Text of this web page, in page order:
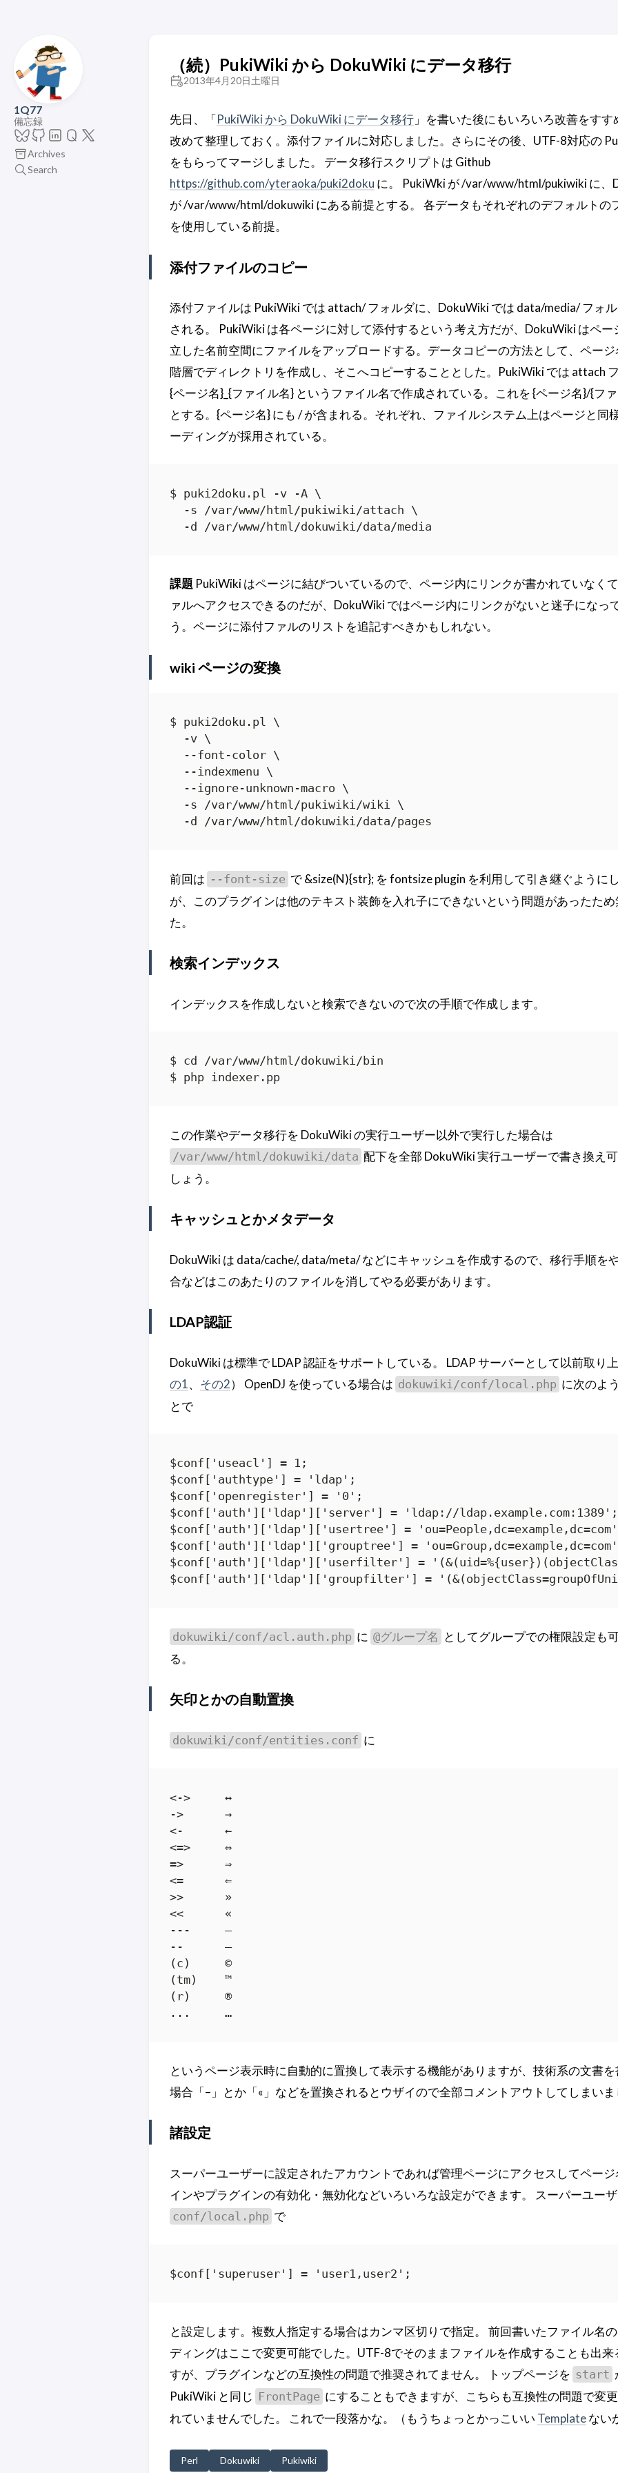
1Q77
備忘録
Archives
Search
（続）PukiWiki から DokuWiki にデータ移行
2013年4月20日土曜日
先日、「PukiWiki から DokuWiki にデータ移行」を書いた後にもいろいろ改善をすす
改めて整理しておく。添付ファイルに対応しました。さらにその後、UTF-8対応の
をもらってマージしました。 データ移行スクリプトは Github
https://github.com/yteraoka/puki2doku に。 PukiWki が /var/www/html/pukiwiki に、
が /var/www/html/dokuwiki にある前提とする。 各データもそれぞれのデフォルトの
を使用している前提。
添付ファイルのコピー
添付ファイルは PukiWiki では attach/ フォルダに、DokuWiki では data/media/ フォ
される。 PukiWiki は各ページに対して添付するという考え方だが、DokuWiki はペー
立した名前空間にファイルをアップロードする。データコピーの方法として、ページ
階層でディレクトリを作成し、そこへコピーすることとした。PukiWiki では attach
{ページ名}_{ファイル名} というファイル名で作成されている。これを {ページ名}/{フ
とする。{ページ名} にも / が含まれる。それぞれ、ファイルシステム上はページと同
ーディングが採用されている。
$ puki2doku.pl -v -A \
  -s /var/www/html/pukiwiki/attach \
  -d /var/www/html/dokuwiki/data/media
課題 PukiWiki はページに結びついているので、ページ内にリンクが書かれていなく
ァルへアクセスできるのだが、DokuWiki ではページ内にリンクがないと迷子になっ
う。ページに添付ファルのリストを追記すべきかもしれない。
wiki ページの変換
$ puki2doku.pl \
  -v \
  --font-color \
  --indexmenu \
  --ignore-unknown-macro \
  -s /var/www/html/pukiwiki/wiki \
  -d /var/www/html/dokuwiki/data/pages
前回は --font-size で &size(N){str}; を fontsize plugin を利用して引き継ぐように
が、このプラグインは他のテキスト装飾を入れ子にできないという問題があったため
た。
検索インデックス
インデックスを作成しないと検索できないので次の手順で作成します。
$ cd /var/www/html/dokuwiki/bin
$ php indexer.pp
この作業やデータ移行を DokuWiki の実行ユーザー以外で実行した場合は
/var/www/html/dokuwiki/data 配下を全部 DokuWiki 実行ユーザーで書き換え
しょう。
キャッシュとかメタデータ
DokuWiki は data/cache/, data/meta/ などにキャッシュを作成するので、移行手順を
合などはこのあたりのファイルを消してやる必要があります。
LDAP認証
DokuWiki は標準で LDAP 認証をサポートしている。 LDAP サーバーとして以前取り
の1、 その2） OpenDJ を使っている場合は dokuwiki/conf/local.php に次のよ
とで
$conf['useacl'] = 1;
$conf['authtype'] = 'ldap';
$conf['openregister'] = '0';
$conf['auth']['ldap']['server'] = 'ldap://ldap.example.com:1389';
$conf['auth']['ldap']['usertree'] =
$conf['auth']['ldap']['grouptree'] =
$conf['auth']['ldap']['userfilter'] =
$conf['auth']['ldap']['groupfilter'] =
dokuwiki/conf/acl.auth.php に @グループ名
としてグループでの権限設定も
る。
矢印とかの自動置換
dokuwiki/conf/entities.conf に
<->     ↔
->      →
<-      ←
<=>     ⇔
=>      ⇒
<=      ⇐
>>      »
<<      «
---     —
--      –
(c)     ©
(tm)    ™
(r)     ®
...     …
というページ表示時に自動的に置換して表示する機能がありますが、技術系の文書を
場合「–」とか「«」などを置換されるとウザイので全部コメントアウトしてしまいま
諸設定
スーパーユーザーに設定されたアカウントであれば管理ページにアクセスしてペー
インやプラグインの有効化・無効化などいろいろな設定ができます。 スーパーユー
conf/local.php で
$conf['superuser'] = 'user1,user2';
と設定します。複数人指定する場合はカンマ区切りで指定。 前回書いたファイル名
ディングはここで変更可能でした。UTF-8でそのままファイルを作成することも出来
すが、プラグインなどの互換性の問題で推奨されてません。 トップページを start
PukiWiki と同じ FrontPage にすることもできますが、こちらも互換性の問題で変
れていませんでした。 これで一段落かな。（もうちょっとかっこいい Templateない
Perl Dokuwiki Pukiwiki